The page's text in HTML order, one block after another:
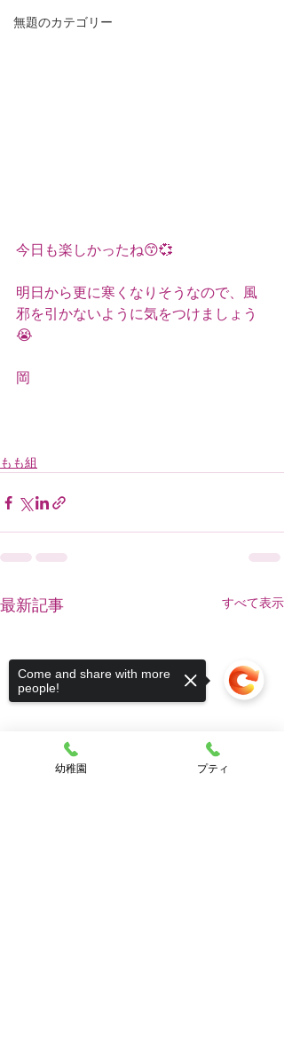
無題のカテゴリー
今日も楽しかったね😙💞
明日から更に寒くなりそうなので、風
邪を引かないように気をつけましょう
😭
岡
もも組
最新記事 すべて表示
幼稚園 プティ
Come and share with more
people!